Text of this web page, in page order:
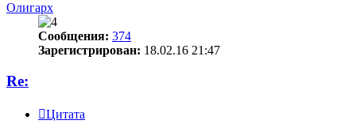
Олигарх
Сообщения: 374
Зарегистрирован: 18.02.16 21:47
Re:
Цитата